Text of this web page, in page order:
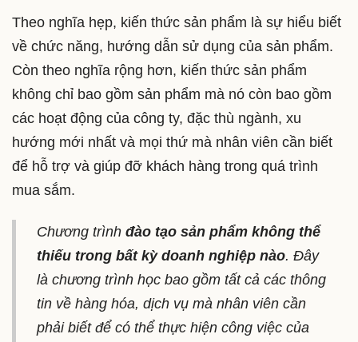
Theo nghĩa hẹp, kiến thức sản phẩm là sự hiểu biết
về chức năng, hướng dẫn sử dụng của sản phẩm.
Còn theo nghĩa rộng hơn, kiến thức sản phẩm
không chỉ bao gồm sản phẩm mà nó còn bao gồm
các hoạt động của công ty, đặc thù ngành, xu
hướng mới nhất và mọi thứ mà nhân viên cần biết
để hỗ trợ và giúp đỡ khách hàng trong quá trình
mua sắm.
Chương trình đào tạo sản phẩm không thể
thiếu trong bất kỳ doanh nghiệp nào. Đây
là chương trình học bao gồm tất cả các thông
tin về hàng hóa, dịch vụ mà nhân viên cần
phải biết để có thể thực hiện công việc của